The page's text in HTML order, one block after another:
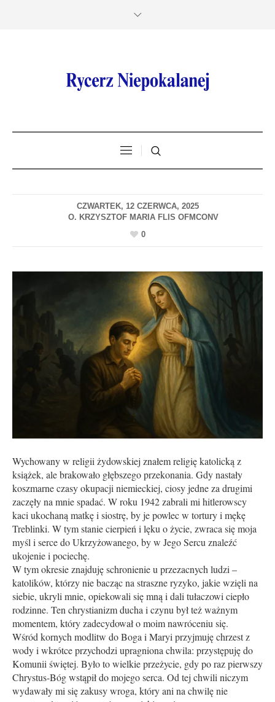
CZWARTEK, 12 CZERWCA, 2025
0
Wychowany w religii żydowskiej znałem religię katolicką z
książek, ale brakowało głębszego przekonania. Gdy nastały
koszmarne czasy okupacji niemieckiej, ciosy jedne za drugimi
zaczęły na mnie spadać. W roku 1942 zabrali mi hitlerowscy
kaci ukochaną matkę i siostrę, by je powlec w tortury i mękę
Treblinki. W tym stanie cierpień i lęku o życie, zwraca się moja
myśl i serce do Ukrzyżowanego, by w Jego Sercu znaleźć
ukojenie i pociechę.
W tym okresie znajduję schronienie u przezacnych ludzi –
katolików, którzy nie bacząc na straszne ryzyko, jakie wzięli na
siebie, ukryli mnie, opiekowali się mną i dali tułaczowi ciepło
rodzinne. Ten chrystianizm ducha i czynu był też ważnym
momentem, który zadecydował o moim nawróceniu się.
Wśród kornych modlitw do Boga i Maryi przyjmuję chrzest z
wody i wkrótce przychodzi upragniona chwila: przystępuję do
Komunii świętej. Było to wielkie przeżycie, gdy po raz pierwszy
Chrystus-Bóg wstąpił do mojego serca. Od tej chwili niczym
wydawały mi się zakusy wroga, który ani na chwilę nie